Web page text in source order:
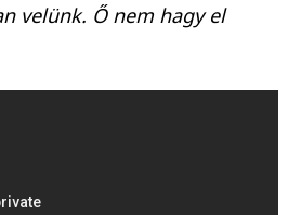
velünk. Ő nem hagy el